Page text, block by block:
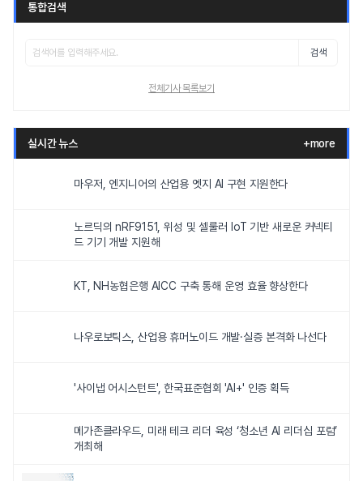
통합검색
검색
전체기사 목록보기
실시간 뉴스 +more
마우저, 엔지니어의 산업용 엣지 AI 구현 지원한다
노르딕의 nRF9151, 위성 및 셀룰러 IoT 기반 새로운 커넥티
드 기기 개발 지원해
KT, NH농협은행 AICC 구축 통해 운영 효율 향상한다
나우로보틱스, 산업용 휴머노이드 개발·실증 본격화 나선다
'사이냅 어시스턴트', 한국표준협회 'AI+' 인증 획득
메가존클라우드, 미래 테크 리더 육성 ‘청소년 AI 리더십 포럼’
개최해